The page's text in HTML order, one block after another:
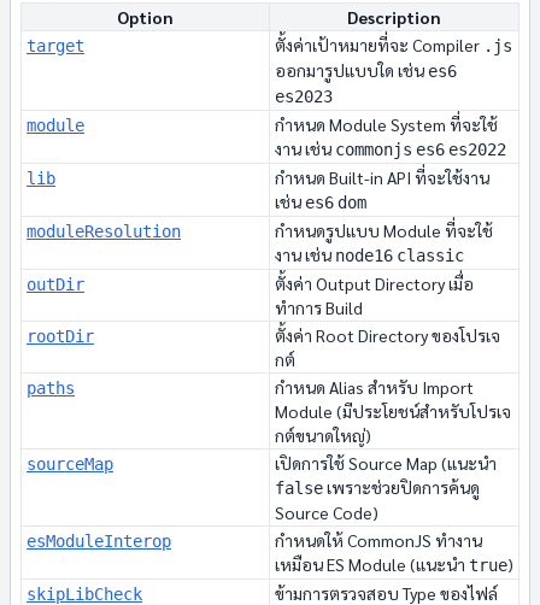
Option Description
target ตั้งค่าเป้าหมายที่จะ Compiler .js
ออกมารูปแบบใด เช่น es6
es2023
module
กำหนด Module System ที่จะใช้
งาน เช่น commonjs es6 es2022
lib
กำหนด Built-in API ที่จะใช้งาน
เช่น es6 dom
moduleResolution
กำหนดรูปแบบ Module ที่จะใช้
งาน เช่น node16 classic
outDir
ตั้งค่า Output Directory เมื่อ
ทำการ Build
rootDir
ตั้งค่า Root Directory ของโปรเจ
กต์
paths
กำหนด Alias สำหรับ Import
Module (มีประโยชน์สำหรับโปรเจ
กต์ขนาดใหญ่)
sourceMap เปิดการใช้ Source Map (แนะนำ
falseเพราะช่วยปิดการค้นดู
Source Code)
esModuleInterop
กำหนดให้ CommonJS ทำงาน
เหมือน ES Module (แนะนำ true)
skipLibCheck
ข้ามการตรวจสอบ Type ของไฟล์